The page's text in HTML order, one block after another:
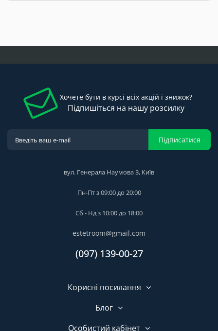
Хочете бути в курсі всіх акцій і знижок?
Підпишіться на нашу розсилку
Підписатися
вул. Генерала Наумова 3, Київ
Пн-Пт з 09:00 до 20:00
Сб - Нд з 10:00 до 18:00
estetroom@gmail.com
(097) 139-00-27
Корисні посилання
Блог
Особистий кабінет